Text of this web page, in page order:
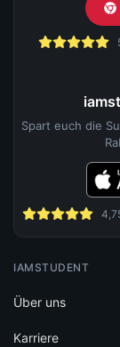
Spart euch die
IAMSTUDENT
Über uns
Karriere